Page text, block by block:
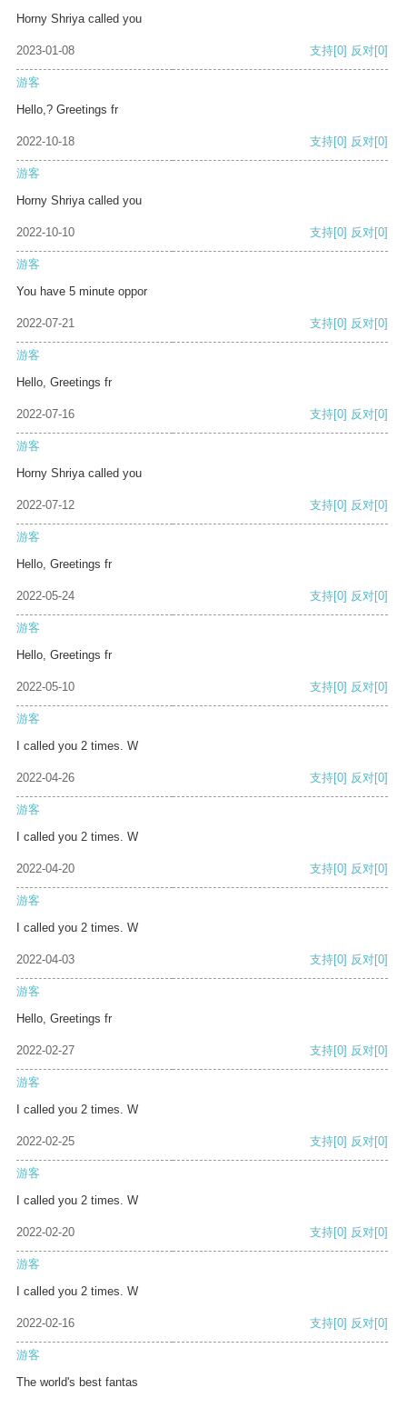
Horny Shriya called you
2023-01-08 支持[0] 反对[0]
游客
Hello,? Greetings fr
2022-10-18 支持[0] 反对[0]
游客
Horny Shriya called you
2022-10-10 支持[0] 反对[0]
游客
You have 5 minute oppor
2022-07-21 支持[0] 反对[0]
游客
Hello, Greetings fr
2022-07-16 支持[0] 反对[0]
游客
Horny Shriya called you
2022-07-12 支持[0] 反对[0]
游客
Hello, Greetings fr
2022-05-24 支持[0] 反对[0]
游客
Hello, Greetings fr
2022-05-10 支持[0] 反对[0]
游客
I called you 2 times. W
2022-04-26 支持[0] 反对[0]
游客
I called you 2 times. W
2022-04-20 支持[0] 反对[0]
游客
I called you 2 times. W
2022-04-03 支持[0] 反对[0]
游客
Hello, Greetings fr
2022-02-27 支持[0] 反对[0]
游客
I called you 2 times. W
2022-02-25 支持[0] 反对[0]
游客
I called you 2 times. W
2022-02-20 支持[0] 反对[0]
游客
I called you 2 times. W
2022-02-16 支持[0] 反对[0]
游客
The world's best fantas